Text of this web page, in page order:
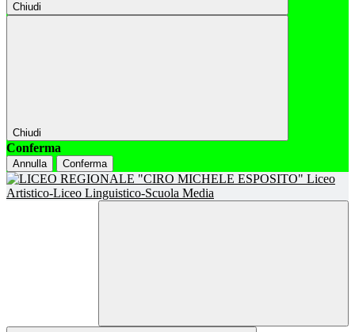
Chiudi
Chiudi
Conferma
Annulla Conferma